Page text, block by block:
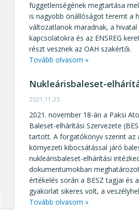
függetlenségének megtartása
is nagyobb önállóságot teremt a
változatlanok maradnak, a
kapcsolatokra és az ENSREG
részt vesznek az OAH szakértői.
Tovább olvasom »
Nukleárisbaleset-
2021.11.23
2021. november 18-án a Paksi
Baleset-elhárítási Szervezete
tartott. A forgatókönyv szerint az
környezeti kibocsátással járó
nukleárisbaleset-elhárítási
dokumentumokban
értékelés során a BESZ tagjai és
gyakorlat sikeres volt, a
Tovább olvasom »